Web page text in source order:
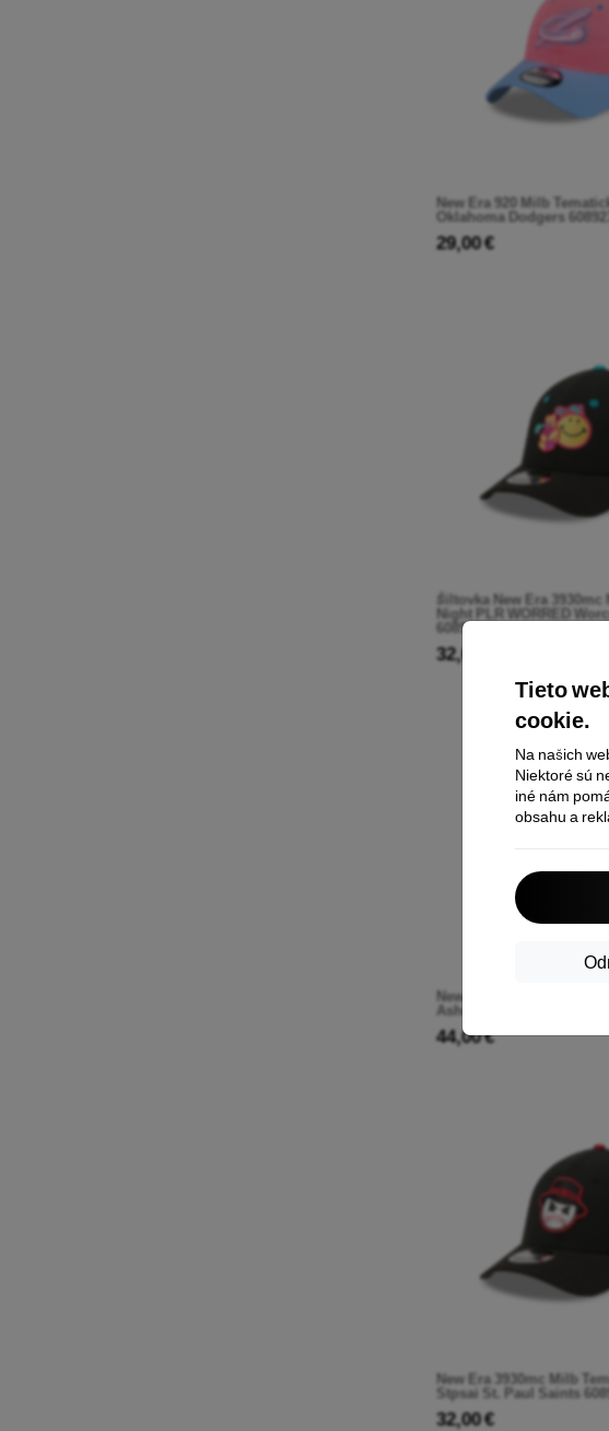
Tieto
cookie.
Na našich
Niektoré sú
iné nám
obsahu a
New Era 920 Milb
Oklahoma Dodgers
29,00 €
Šiltovka New Era 3930mc
Night PLR WORRED
60892572
32,00 €
New Era 5950 Milb
Asheville Tourists
44,00 €
New Era 3930mc Milb
Stpsai St. Paul Saints
32,00 €